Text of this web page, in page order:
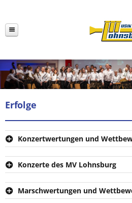
Erfolge
Konzertwertungen und
Konzerte des MV Lohnsburg
Marschwertungen und